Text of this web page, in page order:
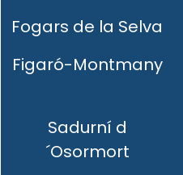
Fogars de la Selva
Figaró-Montmany
Sadurní d
´Osormort